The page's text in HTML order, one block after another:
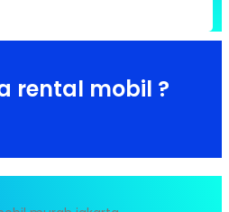
rental mobil ?